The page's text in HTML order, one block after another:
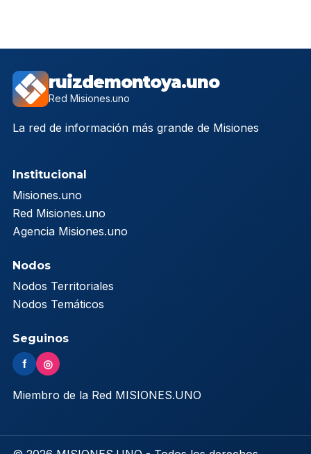
ruizdemontoya.uno
Red Misiones.uno
La red de información más grande de Misiones
Institucional
Misiones.uno
Red Misiones.uno
Agencia Misiones.uno
Nodos
Nodos Territoriales
Nodos Temáticos
Seguinos
f ◎
Miembro de la Red MISIONES.UNO